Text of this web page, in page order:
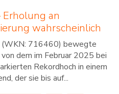
Erholung an
wahrscheinlich
716460) bewegte
dem im Februar 2025 bei
Rekordhoch in einem
der sie bis auf...